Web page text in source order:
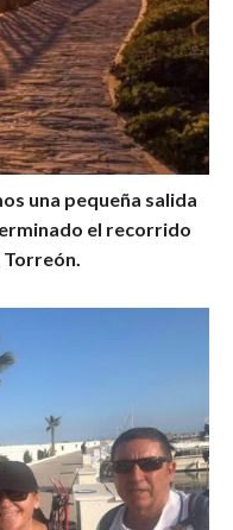
una pequeña salida
el recorrido
Torreón.